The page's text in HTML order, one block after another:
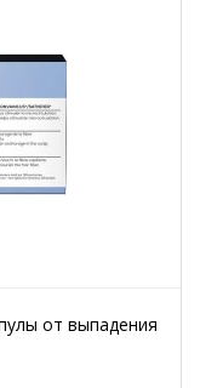
от выпадения